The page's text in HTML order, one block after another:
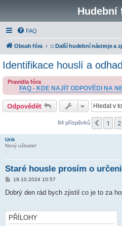
Hudební
FAQ
Obsah fóra :: Další hudební nástroje a
Identifikace houslí a
Pravidla fóra
FAQ - KDE NAJÍT ODPOVĚDI NA
Odpovědět
84 příspěvků 1 2
Urik
Nový uživatel
Staré housle prosím o
P
í
v
e
19.10.2024 10:57
Dobrý den rád bych zjistil co je to za
PŘÍLOHY